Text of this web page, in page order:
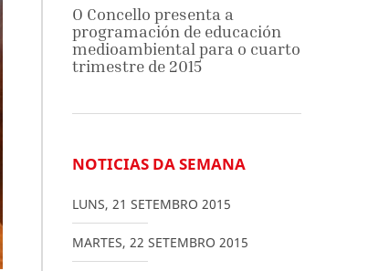
O Concello presenta a
programación de educación
medioambiental para o cuarto
trimestre de 2015
NOTICIAS DA SEMANA
LUNS, 21 SETEMBRO 2015
MARTES, 22 SETEMBRO 2015